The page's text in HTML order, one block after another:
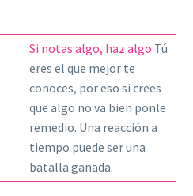
Si notas algo, haz algo Tú
eres el que mejor te
conoces, por eso si crees
que algo no va bien ponle
remedio. Una reacción a
tiempo puede ser una
batalla ganada.